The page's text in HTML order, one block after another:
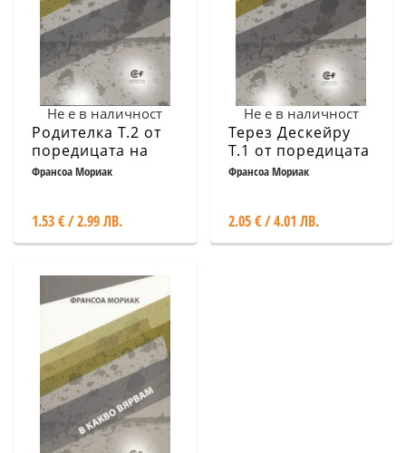
Не е в наличност
Родителка Т.2 от
поредицата на
Франсоа Мориак
Франсоа Мориак
1.53 € / 2.99 ЛВ.
Не е в наличност
Терез Дескейру
Т.1 от поредицата
на Франсоа
Франсоа Мориак
2.05 € / 4.01 ЛВ.